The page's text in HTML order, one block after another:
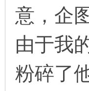
意，企
由于我
粉碎了